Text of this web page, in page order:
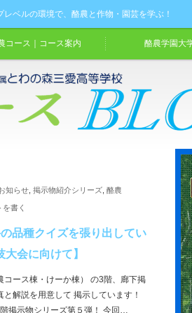
ベルの環境で、酪農と作物・園芸を学ぶ！
コース｜コース案内 酪農学園大
知らせ 掲示物紹介シリーズ 酪農
を書く
品種クイズを張り出してい
会に向けて】
コース棟・けーか棟） の3階、廊下掲
解説を用意して 掲示しています！
掲示物シリーズ第５弾！ 今回…